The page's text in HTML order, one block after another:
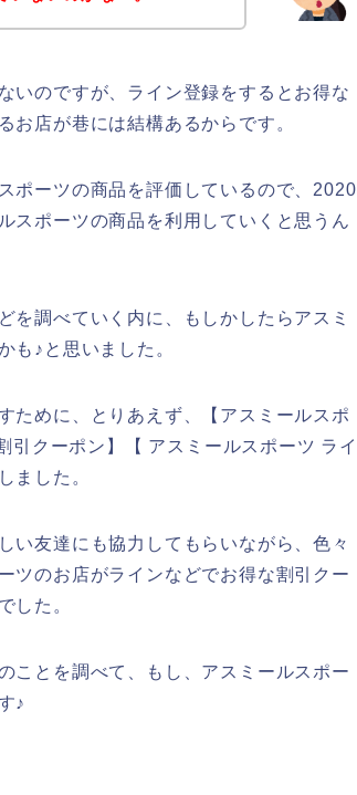
いのですが、ライン登録をするとお得な
お店が巷には結構あるからです。
ポーツの商品を評価しているので、2020
スポーツの商品を利用していくと思うん
を調べていく内に、もしかしたらアスミ
も♪と思いました。
ために、とりあえず、【アスミールスポ
引クーポン】【 アスミールスポーツ ライ
ました。
い友達にも協力してもらいながら、色々
ツのお店がラインなどでお得な割引クー
した。
ことを調べて、もし、アスミールスポー
♪